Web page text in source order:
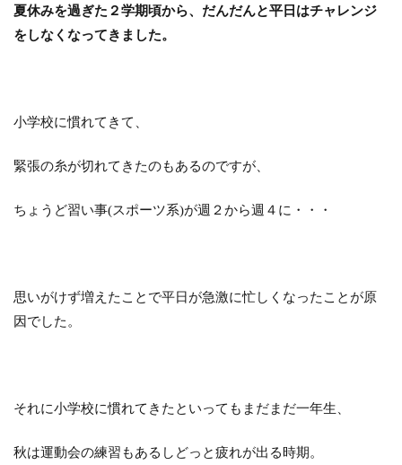
夏休みを過ぎた２学期頃から、だんだんと平日はチャレンジ
をしなくなってきました。
小学校に慣れてきて、
緊張の糸が切れてきたのもあるのですが、
ちょうど習い事(スポーツ系)が週２から週４に・・・
思いがけず増えたことで平日が急激に忙しくなったことが原
因でした。
それに小学校に慣れてきたといってもまだまだ一年生、
秋は運動会の練習もあるしどっと疲れが出る時期。